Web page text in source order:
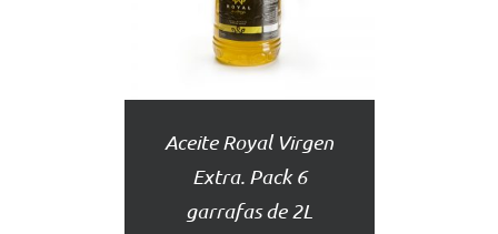
DETALLES
Aceite Royal Virgen
Extra. Pack 6
garrafas de 2L